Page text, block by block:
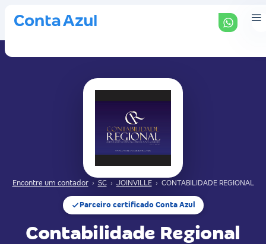
Encontre um contador › SC › JOINVILLE › CONTABILIDADE REGIONAL
Parceiro certificado Conta Azul
Contabilidade Regional